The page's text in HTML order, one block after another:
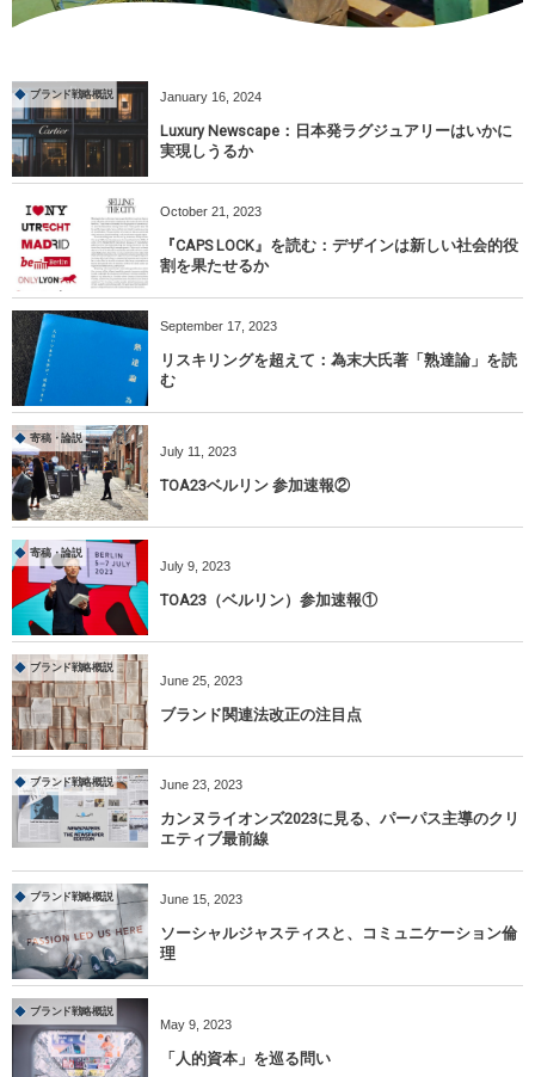
ブランド戦略概説 January 16, 2024
Luxury Newscape：日本発ラグジュアリーはいかに
実現しうるか
October 21 2023
『CAPS LOCK』を読む：デザインは新しい社会的役
割を果たせるか
September 17, 2023
リスキリングを超えて：為末大氏著「熟達論」を読
む
寄稿・論説
July 11 2023
TOA23ベルリン 参加速報②
寄稿・論説
July 9, 2023
TOA23（ベルリン）参加速報①
ブランド戦略概説
June 25, 2023
ブランド関連法改正の注目点
ブランド戦略概説 June 23, 2023
カンヌライオンズ2023に見る、パーパス主導のクリ
エティブ最前線
ブランド戦略概説 June 15, 2023
ソーシャルジャスティスと、コミュニケーション倫
理
ブランド戦略概説
May 9, 2023
「人的資本」を巡る問い